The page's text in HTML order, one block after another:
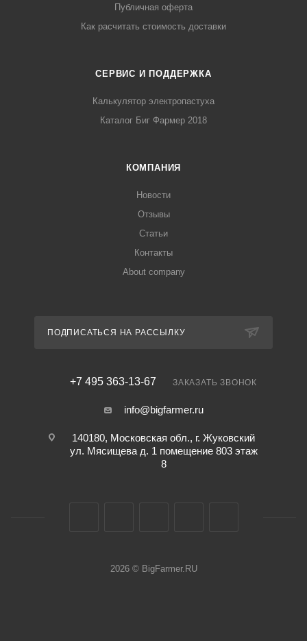
Публичная оферта
Как расчитать стоимость доставки
СЕРВИС И ПОДДЕРЖКА
Калькулятор электропастуха
Каталог Биг Фармер 2018
КОМПАНИЯ
Новости
Отзывы
Статьи
Контакты
About company
ПОДПИСАТЬСЯ НА РАССЫЛКУ
+7 495 363-13-67 ЗАКАЗАТЬ ЗВОНОК
info@bigfarmer.ru
140180, Московская обл., г. Жуковский
ул. Мясищева д. 1 помещение 803 этаж
8
2026 © BigFarmer.RU